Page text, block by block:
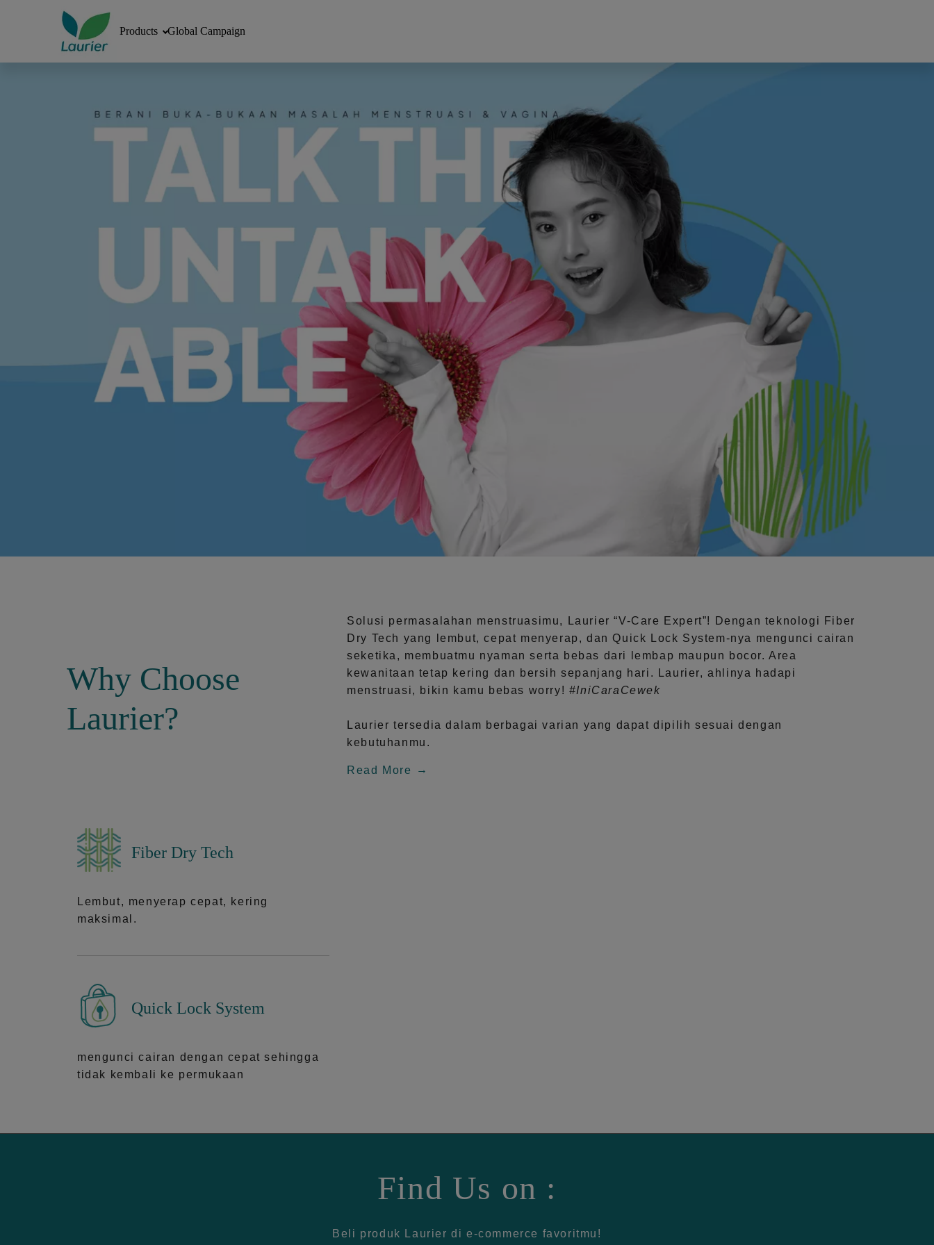
Products Global Campaign
Why Choose
Laurier?
Solusi permasalahan menstruasimu, Laurier“V-Care Expert”! Dengan teknologi
Fiber
Dry Tech yang lembut, cepat menyerap, dan Quick Lock System-nya mengunci cairan
seketika, membuatmu nyaman serta bebas dari lembap maupun bocor. Area
kewanitaan tetap kering dan bersih sepanjang hari.
Laurier, ahlinya hadapi
menstruasi, bikin kamu bebas worry! #IniCaraCewek
Laurier tersedia dalam berbagai varian yang dapat dipilih sesuai dengan
kebutuhanmu.
Read More
Fiber Dry Tech
Lembut, menyerap cepat, kering
maksimal.
Quick Lock System
mengunci cairan dengan cepat sehingga
tidak kembali ke permukaan
Find Us on :
Beli produk Laurier di e-commerce favoritmu!